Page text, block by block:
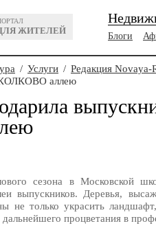
ЖИТЕЛЕЙ
Блоги
/ Услуги / Редакция Novaya-
аллею
сезона в Московской
выпускников. Деревья,
не только украсить
процветания в